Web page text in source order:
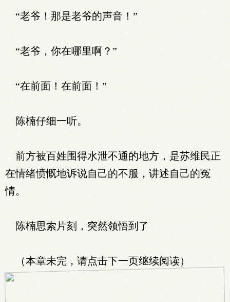
“老爷！那是老爷的声音！”
“老爷，你在哪里啊？”
“在前面！在前面！”
陈楠仔细一听。
前方被百姓围得水泄不通的地方，是苏维民正
在情绪愤慨地诉说自己的不服，讲述自己的冤
情。
陈楠思索片刻，突然领悟到了
（本章未完，请点击下一页继续阅读）